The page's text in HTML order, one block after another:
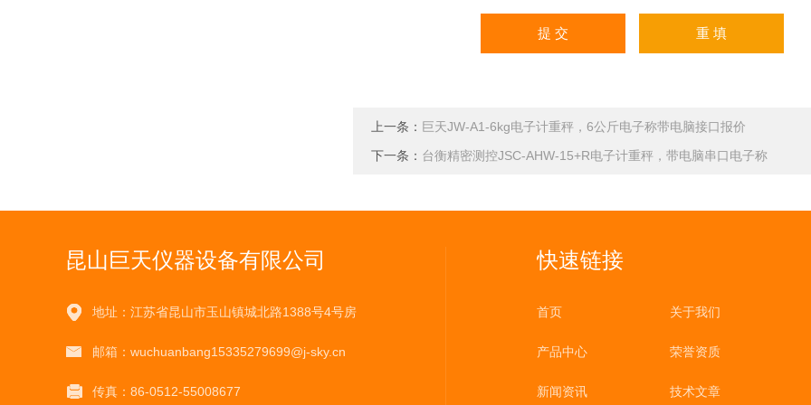
上一条： 巨天JW-A1-6kg电子计重秤，6公斤电子称带电脑接口报价
下一条： 台衡精密测控JSC-AHW-15+R电子计重秤，带电脑串口电子称
昆山巨天仪器设备有限公司
地址：江苏省昆山市玉山镇城北路1388号4号房
邮箱：wuchuanbang15335279699@j-sky.cn
传真：86-0512-55008677
快速链接
首页 关于我们
产品中心 荣誉资质
新闻资讯 技术文章